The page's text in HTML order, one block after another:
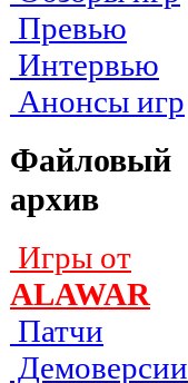
Превью
Интервью
Анонсы игр
Файловый
архив
Игры от
ALAWAR
Патчи
Демоверсии